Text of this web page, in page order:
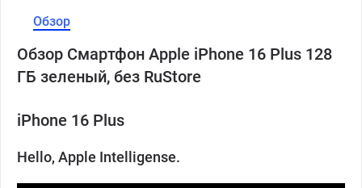
Обзор
Обзор Смартфон Apple iPhone 16 Plus 128
ГБ зеленый, без RuStore
iPhone 16 Plus
Hello, Apple Intelligense.